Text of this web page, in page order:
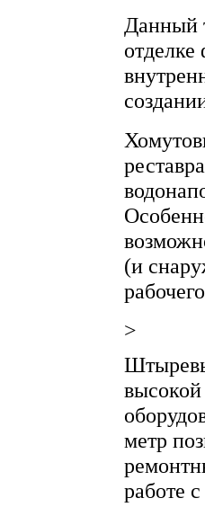
Данный
отделке
(и
>
метр
работе